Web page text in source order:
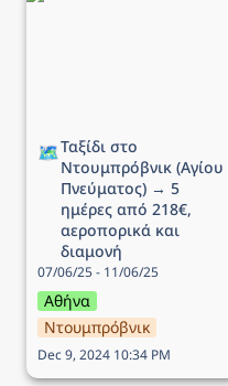
🗺️Ταξίδι στο
Ντουμπρόβνικ (Αγίου
Πνεύματος) → 5
ημέρες από 218€,
αεροπορικά και
διαμονή
07/06/25 - 11/06/25
Αθήνα
Ντουμπρόβνικ
Dec 9, 2024 10:34 PM